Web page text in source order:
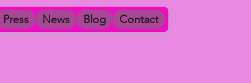
Press News Blog Contact